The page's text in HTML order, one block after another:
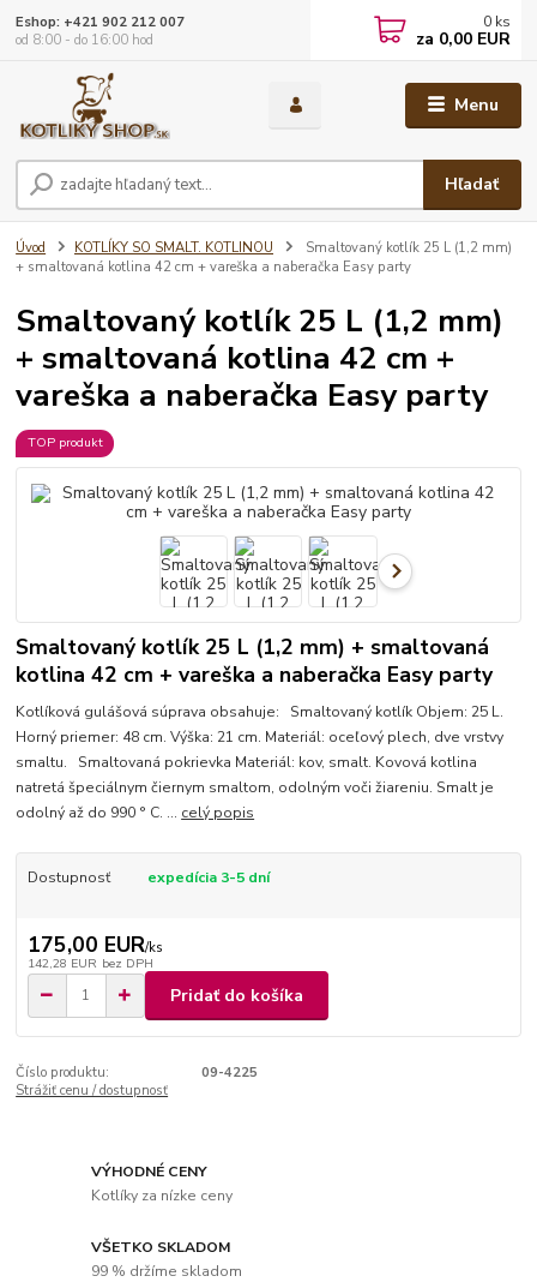
Menu
Hľadať
Eshop: +421 902 212 007
od 8:00 - do 16:00 hod
0 ks
za 0,00 EUR
Úvod KOTLÍKY SO SMALT. KOTLINOU
Smaltovaný kotlík 25 L (1,2 mm)
+ smaltovaná kotlina 42 cm + vareška a naberačka Easy party
Smaltovaný kotlík 25 L (1,2 mm)
+ smaltovaná kotlina 42 cm +
vareška a naberačka Easy party
TOP produkt
Smaltovaný kotlík 25 L (1,2 mm) + smaltovaná
kotlina 42 cm + vareška a naberačka Easy party
Kotlíková gulášová súprava obsahuje: Smaltovaný kotlík Objem: 25 L.
Horný priemer: 48 cm. Výška: 21 cm. Materiál: oceľový plech, dve vrstvy
smaltu. Smaltovaná pokrievka Materiál: kov, smalt. Kovová kotlina
natretá špeciálnym čiernym smaltom, odolným voči žiareniu. Smalt je
odolný až do 990 ° C. ... celý popis
Dostupnosť expedícia 3-5 dní
175,00 EUR/ks
142,28 EUR bez DPH
Pridať do košíka
Číslo produktu:
09-4225
Strážiť cenu / dostupnosť
VÝHODNÉ CENY
Kotlíky za nízke ceny
VŠETKO SKLADOM
99 % držíme skladom